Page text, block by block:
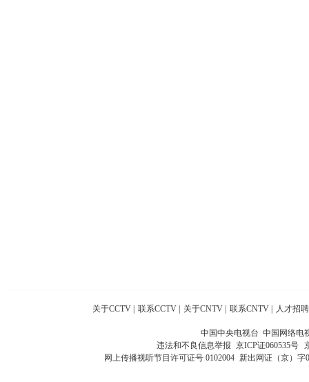
关于CCTV 联系CCTV 关于CNTV 联系CNTV 人才招聘
中国中央电视台 中国网络电
违法和不良信息举报 京ICP证060535号
网上传播视听节目许可证号 0102004 新出网证（京）